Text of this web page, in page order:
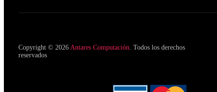
Copyright © 2026 Antares Computación . Todos los derechos
reservados